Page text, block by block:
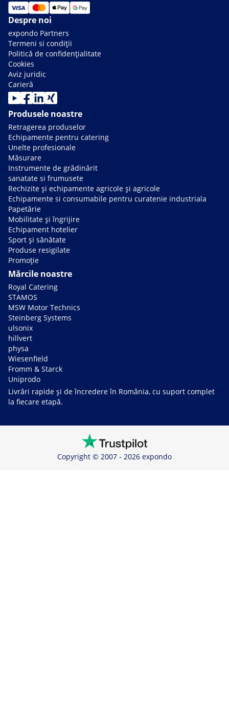
Despre noi
expondo Partners
Termeni si condiții
Politică de confidențialitate
Cookies
Aviz juridic
Carieră
Produsele noastre
Retragerea produselor
Echipamente pentru catering
Unelte profesionale
Măsurare
Instrumente de grădinărit
sanatate si frumusete
Rechizite și echipamente agricole și agricole
Echipamente si consumabile pentru curatenie industriala
Papetărie
Mobilitate și îngrijire
Echipament hotelier
Sport și sănătate
Produse resigilate
Promoție
Mărcile noastre
Royal Catering
STAMOS
MSW Motor Technics
Steinberg Systems
ulsonix
hillvert
physa
Wiesenfield
Fromm & Starck
Uniprodo
Livrări rapide și de încredere în România, cu suport complet
la fiecare etapă.
Copyright © 2007 - 2026 expondo